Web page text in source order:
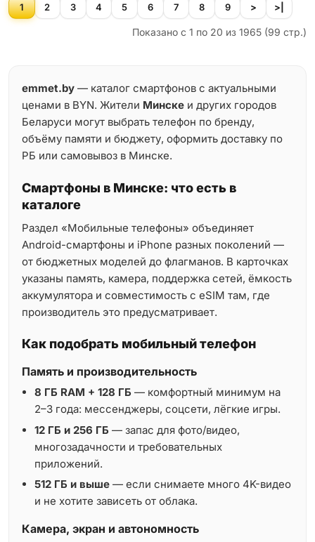
1 2 3 4 5 6 7 8 9 > >|
Показано с 1 по 20 из 1965 (99 стр.)
emmet.by — каталог смартфонов с актуальными
ценами в BYN. Жители Минске и других городов
Беларуси могут выбрать телефон по бренду,
объёму памяти и бюджету, оформить доставку по
РБ или самовывоз в Минске.
Смартфоны в Минске: что есть в
каталоге
Раздел «Мобильные телефоны» объединяет
Android-смартфоны и iPhone разных поколений —
от бюджетных моделей до флагманов. В карточках
указаны память, камера, поддержка сетей, ёмкость
аккумулятора и совместимость с eSIM там, где
производитель это предусматривает.
Как подобрать мобильный телефон
Память и производительность
8 ГБ RAM + 128 ГБ — комфортный минимум на
2–3 года: мессенджеры, соцсети, лёгкие игры.
12 ГБ и 256 ГБ — запас для фото/видео,
многозадачности и требовательных
приложений.
512 ГБ и выше — если снимаете много 4K-видео
и не хотите зависеть от облака.
Камера, экран и автономность